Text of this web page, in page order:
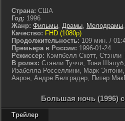
Страна: США
Год: 1996
Жанр: Фильмы, Драмы, Мелодрамы,
Качество: FHD (1080p)
Продолжительность: 109 мин. /
Премьера в России: 1996-01-24
Режиссер: Кэмпбелл Скотт, Стэнли
В ролях: Стэнли Туччи, Тони
Изабелла Росселлини, Марк
Аарон, Андре Белградер, Питер
Большая ночь (1996)
Трейлер